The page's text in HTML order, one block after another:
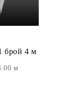
брой 4 м
м